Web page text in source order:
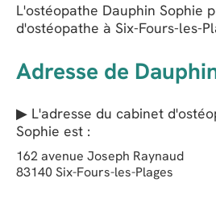
L'ostéopathe Dauphin Sophie
d'ostéopathe à Six-Fours-les-
Adresse de
▶ L'adresse du cabinet
Sophie est :
162 avenue Joseph Raynaud
83140 Six-Fours-les-Plages